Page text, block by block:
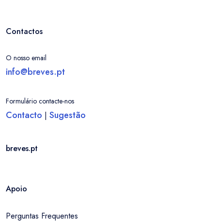
Contactos
O nosso email
info@breves.pt
Formulário contacte-nos
Contacto | Sugestão
breves.pt
Apoio
Perguntas Frequentes